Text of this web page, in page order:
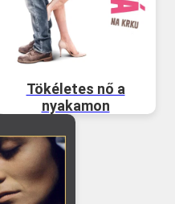
Tökéletes nő a
nyakamon